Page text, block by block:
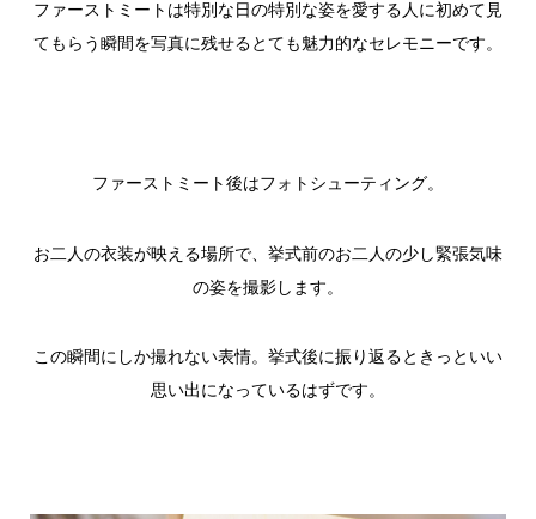
ファーストミートは特別な日の特別な姿を愛する人に初めて見
てもらう瞬間を写真に残せるとても魅力的なセレモニーです。
ファーストミート後はフォトシューティング。
お二人の衣装が映える場所で、挙式前のお二人の少し緊張気味
の姿を撮影します。
この瞬間にしか撮れない表情。挙式後に振り返るときっといい
思い出になっているはずです。